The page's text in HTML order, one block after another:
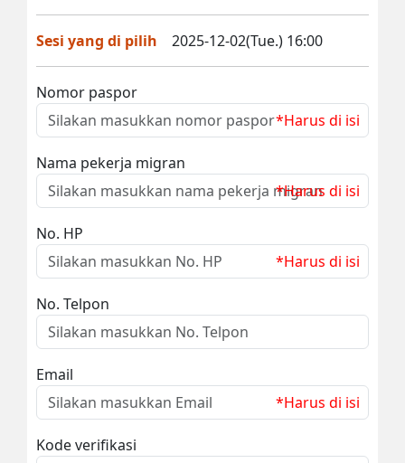
Sesi yang di pilih 2025-12-02(Tue.) 16:00
Nomor paspor
*Harus di isi
Nama pekerja migran
*Harus di isi
No. HP
*Harus di isi
No. Telpon
Email
*Harus di isi
Kode verifikasi